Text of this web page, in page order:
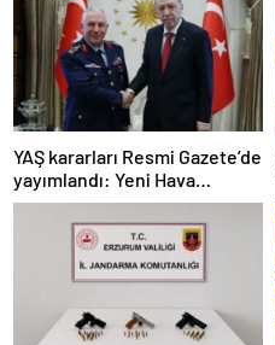
YAŞ kararları Resmi Gazete’de
yayımlandı: Yeni Hava
Kuvvetleri Komutanı
Orgeneral Rafet Dalkıran